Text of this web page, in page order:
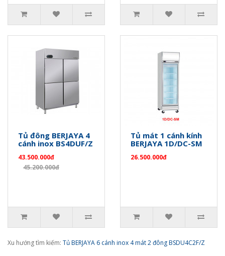
Tủ đông BERJAYA 4
cánh inox BS4DUF/Z
43.500.000đ
45.200.000đ
Tủ mát 1 cánh kính
BERJAYA 1D/DC-SM
26.500.000đ
Xu hướng tìm kiếm: Tủ BERJAYA 6 cánh inox 4 mát 2 đông BSDU4C2F/Z